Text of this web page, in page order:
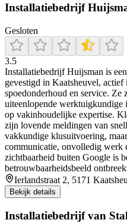
Installatiebedrijf
Gesloten
3.5
Installatiebedrijf Huijsman is
gevestigd in Kaatsheuvel,
spoedonderhoud en service.
uiteenlopende werktuigkundige
op vakinhoudelijke expertise.
zijn lovende meldingen van
vakkundige klusuitvoering,
communicatie, onvolledig werk
zichtbaarheid buiten Google is
betrouwbaarheidsbeeld
Ierlandstraat 2, 5171
Bekijk details
Installatiebedrijf van